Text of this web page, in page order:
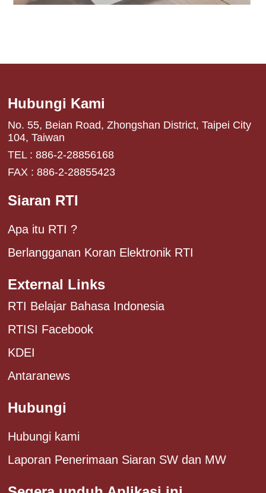
Hubungi Kami
No. 55, Beian Road, Zhongshan District, Taipei City
104, Taiwan
TEL : 886-2-28856168
FAX : 886-2-28855423
Siaran RTI
Apa itu RTI ?
Berlangganan Koran Elektronik RTI
External Links
RTI Belajar Bahasa Indonesia
RTISI Facebook
KDEI
Antaranews
Hubungi
Hubungi kami
Laporan Penerimaan Siaran SW dan MW